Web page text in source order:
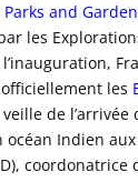
and
les
l’inauguration,
les
de l’arrivée
Indien aux
coordonatrice